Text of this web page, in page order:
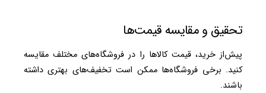
تحقیق و مقایسه قیمت‌ها
پیش‌از خرید، قیمت کالاها را در فروشگاه‌های مختلف مقایسه
کنید. برخی فروشگاه‌ها ممکن است تخفیف‌های بهتری داشته
باشند.